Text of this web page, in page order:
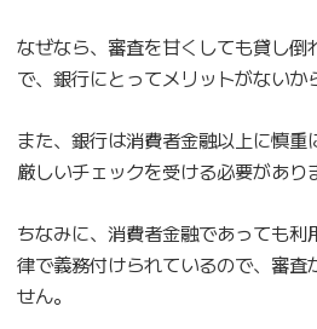
なぜなら、審査を甘くしても貸し倒
で、銀行にとってメリットがないか
また、銀行は消費者金融以上に慎
厳しいチェックを受ける必要があり
ちなみに、消費者金融であっても
律で義務付けられているので、審査
せん。